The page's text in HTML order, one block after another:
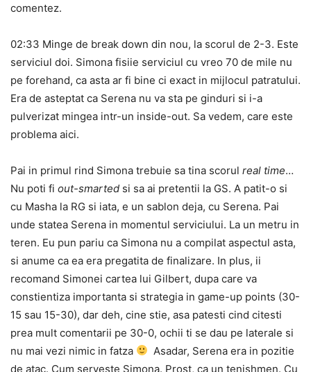
comentez.
02:33 Minge de break down din nou, la scorul de 2-3. Este
serviciul doi. Simona fisiie serviciul cu vreo 70 de mile nu
pe forehand, ca asta ar fi bine ci exact in mijlocul patratului.
Era de asteptat ca Serena nu va sta pe ginduri si i-a
pulverizat mingea intr-un inside-out. Sa vedem, care este
problema aici.
Pai in primul rind Simona trebuie sa tina scorul real time…
Nu poti fi out-smarted si sa ai pretentii la GS. A patit-o si
cu Masha la RG si iata, e un sablon deja, cu Serena. Pai
unde statea Serena in momentul serviciului. La un metru in
teren. Eu pun pariu ca Simona nu a compilat aspectul asta,
si anume ca ea era pregatita de finalizare. In plus, ii
recomand Simonei cartea lui Gilbert, dupa care va
constientiza importanta si strategia in game-up points (30-
15 sau 15-30), dar deh, cine stie, asa patesti cind citesti
prea mult comentarii pe 30-0, ochii ti se dau pe laterale si
nu mai vezi nimic in fatza
Asadar, Serena era in pozitie
de atac. Cum serveste Simona. Prost, ca un tenishmen. Cu